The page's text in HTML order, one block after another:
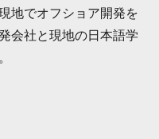
地でオフショア開発を
会社と現地の日本語学